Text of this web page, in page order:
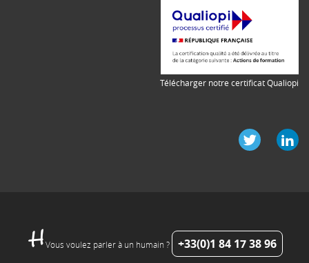
Télécharger notre certificat Qualiopi
Vous voulez parler à un humain ? +33(0)1 84 17 38 96